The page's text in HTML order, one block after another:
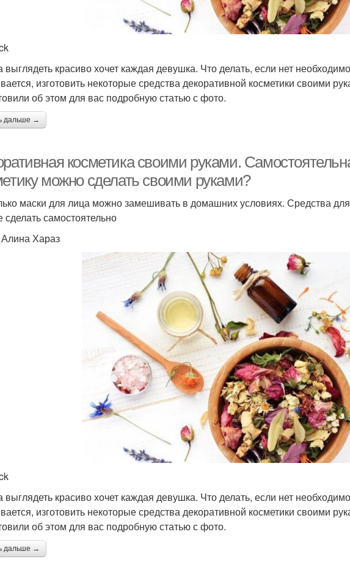
выглядеть красиво хочет каждая девушка. Что делать, если нет
изготовить некоторые средства декоративной косметики своими
об этом для вас подробную статью с фото.
дальше →
косметика своими руками.
можно сделать своими руками?
маски для лица можно замешивать в домашних условиях. Средства
сделать самостоятельно
Алина Хараз
выглядеть красиво хочет каждая девушка. Что делать, если нет
изготовить некоторые средства декоративной косметики своими
об этом для вас подробную статью с фото.
дальше →